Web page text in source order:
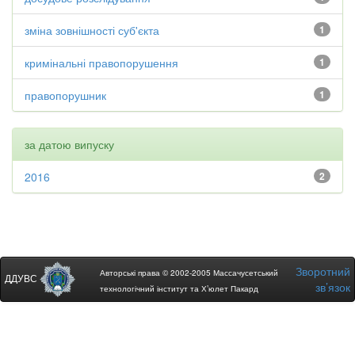
1
зміна зовнішності суб'єкта
1
кримінальні правопорушення
1
правопорушник
за датою випуску
2
2016
ДДУВС
Авторські права © 2002-2005 Массачусетський
технологічний інститут та Х’юлет Пакард
Зворотний
зв’язок